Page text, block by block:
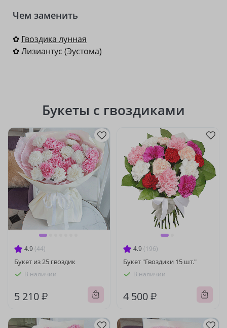
Чем заменить
✿ Гвоздика лунная
✿Лизиантус (Эустома)
Букеты с гвоздиками
4.9 (44)
Букет из 25 гвоздик
В наличии
5 210 ₽
4.9 (196)
Букет "Гвоздики 15 шт."
В наличии
4 500 ₽